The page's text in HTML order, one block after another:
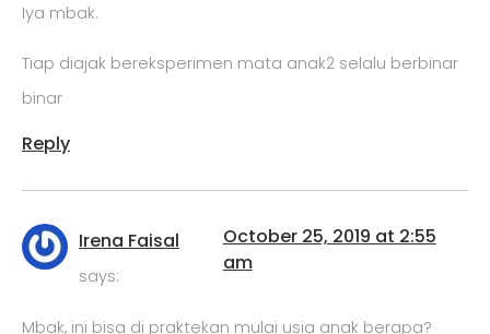
Iya mbak.
Tiap diajak bereksperimen mata anak2 selalu berbinar
binar
Reply
Irena Faisal
says:
October 25, 2019 at 2:55
am
Mbak, ini bisa di praktekan mulai usia anak berapa?